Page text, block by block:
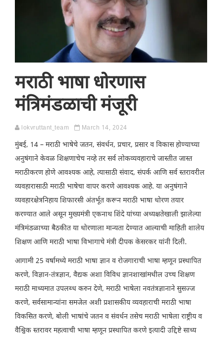
मराठी भाषा धोरणास
मंत्रिमंडळाची मंजूरी
lokvruttant_team March 14, 2024
मुंबई, 14 – मराठी भाषेचे जतन, संवर्धन, प्रचार, प्रसार व विकास होण्याच्या
अनुषंगाने केवळ शिक्षणाचेच नव्हे तर सर्व लोकव्यवहाराचे जास्तीत जास्त
मराठीकरण होणे आवश्यक आहे, त्यासाठी संवाद, संपर्क आणि सर्व स्तरावरील
व्यवहारासाठी मराठी भाषेचा वापर करणे आवश्यक आहे. या अनुषंगाने
व्यवहारक्षेत्रनिहाय शिफारसी अंतर्भूत करून मराठी भाषा धोरण तयार
करण्यात आले असून मुख्यमंत्री एकनाथ शिंदे यांच्या अध्यक्षतेखाली झालेल्या
मंत्रिमंडळाच्या बैठकीत या धोरणाला मान्यता देण्यात आल्याची माहिती शालेय
शिक्षण आणि मराठी भाषा विभागाचे मंत्री दीपक केसरकर यांनी दिली.
आगामी 25 वर्षामध्ये मराठी भाषा ज्ञान व रोजगाराची भाषा म्हणून प्रस्थापित
करणे, विज्ञान-तंत्रज्ञान, वैद्यक अशा विविध ज्ञानशाखांमधील उच्च शिक्षण
मराठी माध्यमात उपलब्ध करुन देणे, मराठी भाषेला नवतंत्रज्ञानाने सुसज्ज
करणे, सर्वसामान्यांना समजेल अशी प्रशासकीय व्यवहाराची मराठी भाषा
विकसित करणे, बोली भाषांचे जतन व संवर्धन तसेच मराठी भाषेला राष्ट्रीय व
वैश्विक स्तरावर महत्वाची भाषा म्हणून प्रस्थापित करणे इत्यादी उद्दिष्टे साध्य